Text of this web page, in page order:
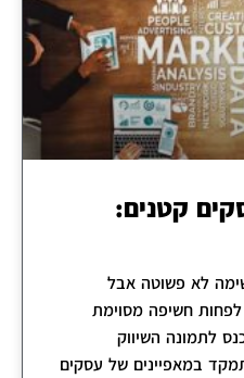
קטנים:
לא פשוטה אבל
חשיפה מסוימת
לתמונה השיווק
במאפיינים של עסקים